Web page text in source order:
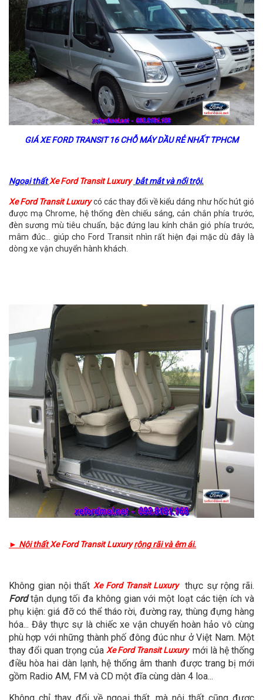
GIÁ XE FORD TRANSIT 16 CHỖ MÁY DẦU RẺ NHẤT TPHCM
Ngoại thấtXe Ford Transit Luxury bắt mắt và nổi trội.
Xe Ford Transit Luxurycó các thay đổi về kiểu dáng như hốc hút gió
được mạ Chrome, hệ thống đèn chiếu sáng, cản chắn phía trước,
đèn sương mù tiêu chuẩn, bậc đứng lau kính chắn gió phía trước,
mâm đúc... giúp cho Ford Transit nhìn rất hiện đại mặc dù đây là
dòng xe vận chuyển hành khách.
► Nội thấtXe Ford Transit Luxuryrộng rãi và êm ái.
Không gian nội thất Xe Ford Transit Luxury thực sự rộng rãi.
Fordtận dụng tối đa không gian với một loạt các tiện ích và
phụ kiện: giá đỡ có thể tháo rời, đường ray, thùng đựng hàng
hóa... Đây thực sự là chiếc xe vận chuyển hoàn hảo vô cùng
phù hợp với những thành phố đông đúc như ở Việt Nam. Một
thay đổi quan trọng của Xe Ford Transit Luxury mới là hệ thống
điều hòa hai dàn lạnh, hệ thống âm thanh được trang bị mới
gồm Radio AM, FM và CD một đĩa cùng dàn 4 loa...
Không chỉ thay đổi về ngoại thất, mà nội thất cũng được